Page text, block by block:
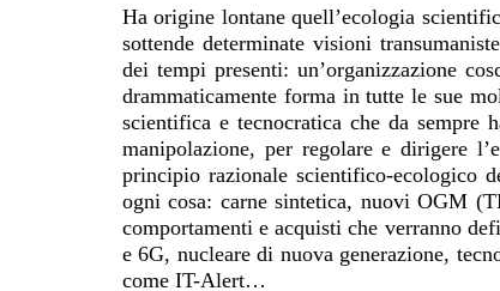
Ha origine lontane quell’ecologia
sottende determinate visioni
dei tempi presenti: un’organizzazione
drammaticamente forma in tutte le sue
scientifica e tecnocratica che da sempre
manipolazione, per regolare e dirigere
principio razionale scientifico-ecologico
ogni cosa: carne sintetica, nuovi OGM
comportamenti e acquisti che verranno
e 6G, nucleare di nuova generazione,
come IT-Alert…